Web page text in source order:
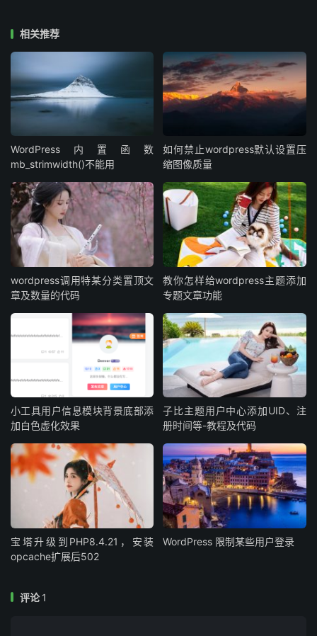
具，持续激发用户探索欲。
3. 广告位灵活嵌入，收益多元化
主题预置全站顶部通栏、文章页开头/结尾、列表页四个默
认广告，站长可自由嵌入联盟广告或品牌合作内容。同时，
侧边栏支持自定义模块，允许上传图片、代码或短文本广
告，满足个性化变现需求。
4. SEO优化功能，助力搜索引擎排名
支持为首页、分类页、标签页及单篇文章独立设置标题
（Title）、关键词（Keywords）与描述（Description）。
同时，拥有规范的语义化HTML结构，自动生成面包屑导
航，大幅提升搜索引擎抓取效率，为内容的长尾流量增长奠
定基础。
5. 社交平台入口，扩大传播范围
可在后台设置QQ、微博、微信、抖音等社交平台个人主页
或二维码，用户点击或扫描可跳转至对应主页或关注公众
号，方便粉丝互动与内容跨平台传播并实现私域流量高效沉
淀。
6. 后台管理便捷高效，可快速配置主题
可视化配置面板：无需代码基础，通过后台即可对主题进行
基础信息、联系信息、SEO信息、广告位、轮播图等参数的
利用轮播图推送热点新闻，通过分类模块聚合垂直领域内
容，搭配热门文章榜单提升用户停留时长；借助SEO优化功
历史干货，增加页面PV；通过广告位、社交图标链接至官
相关推荐
WordPress内置函数
mb_strimwidth()不能用
如何禁止wordpress默认设置压
缩图像质量
wordpress调用特某分类置顶文
章及数量的代码
教你怎样给wordpress主题添加
专题文章功能
小工具用户信息模块背景底部添
加白色虚化效果
子比主题用户中心添加UID、注
册时间等-教程及代码
宝塔升级到PHP8.4.21，安装
opcache扩展后502
WordPress 限制某些用户登录
评论1